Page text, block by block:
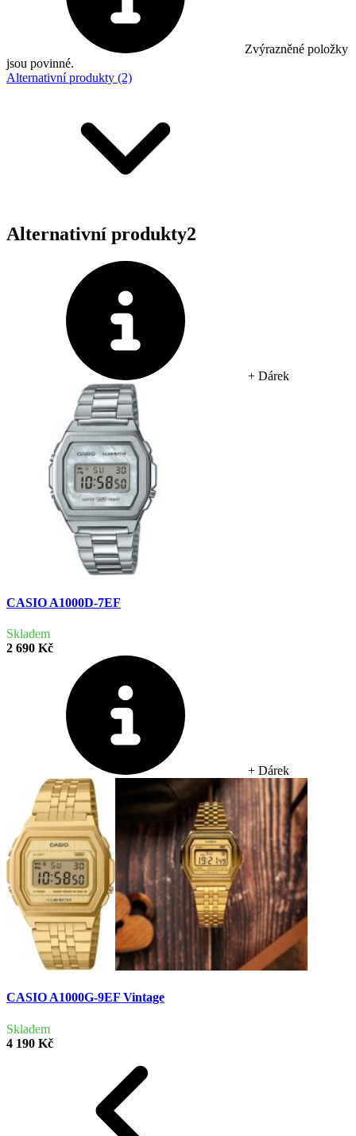
Zvýrazněné položky
jsou povinné.
Alternativní produkty (2)
Alternativní produkty2
+ Dárek
CASIO A1000D-7EF
Skladem
2 690 Kč
+ Dárek
CASIO A1000G-9EF Vintage
Skladem
4 190 Kč